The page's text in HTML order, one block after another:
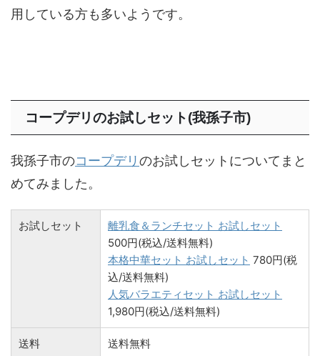
用している方も多いようです。
コープデリのお試しセット(我孫子市)
我孫子市のコープデリのお試しセットについてまと
めてみました。
お試しセット
離乳食＆ランチセット お試しセット
500円(税込/送料無料)
本格中華セット お試しセット 780円(税
込/送料無料)
人気バラエティセット お試しセット
1,980円(税込/送料無料)
送料 送料無料